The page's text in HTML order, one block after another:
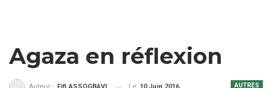
Agaza en réflexion
AUTRES